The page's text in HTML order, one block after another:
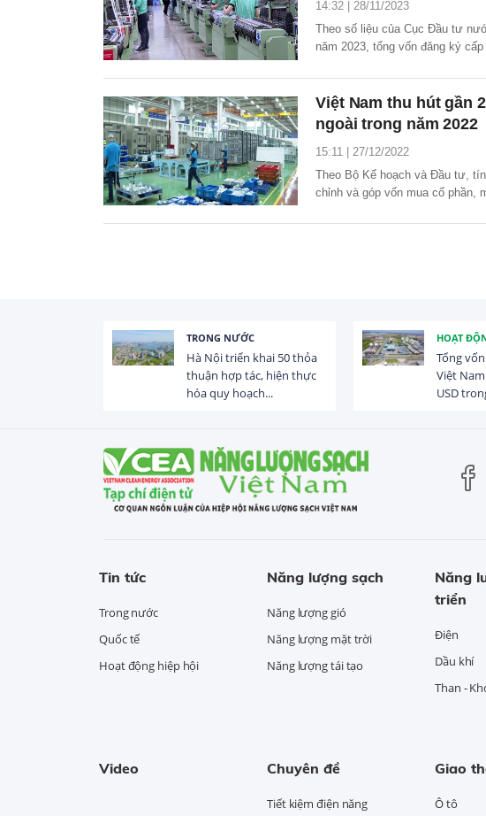
14:32 | 28/11/2023
Theo số liệu của Cục Đầu tư
năm 2023, tổng vốn đăng ký
so với cùng kỳ.
Việt Nam thu hút gần
ngoài trong năm 2022
15:11 | 27/12/2022
Theo Bộ Kế hoạch và Đầu tư,
chỉnh và góp vốn mua cổ phần,
TRONG NƯỚC
Hà Nội triển khai 50 thỏa
thuận hợp tác, hiện thực
hóa quy hoạch...
HOẠT
Tổng
Việt
USD
Tin tức
Trong nước
Quốc tế
Hoạt động hiệp hội
Năng lượng sạch
Năng lượng gió
Năng lượng mặt trời
Năng lượng tái tạo
Năng
triển
Điện
Dầu khí
Than -
Video Chuyên đề
Tiết kiệm điện năng
Giao
Ô tô